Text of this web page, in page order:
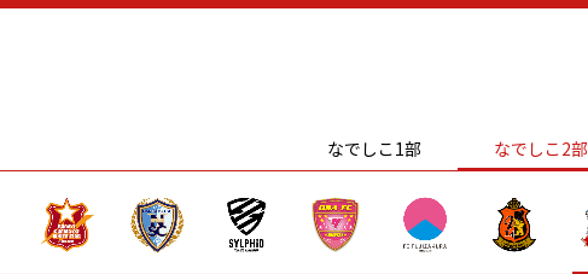
- - -
なでしこ1部 なでしこ2部